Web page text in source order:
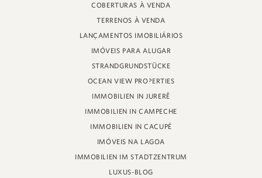
CRECI 11161
COBERTURAS À VENDA
TERRENOS À VENDA
LANÇAMENTOS IMOBILIÁRIOS
IMÓVEIS PARA ALUGAR
STRANDGRUNDSTÜCKE
OCEAN VIEW PROPERTIES
IMMOBILIEN IN JURERÊ
IMMOBILIEN IN CAMPECHE
IMMOBILIEN IN CACUPÉ
IMÓVEIS NA LAGOA
IMMOBILIEN IM STADTZENTRUM
LUXUS-BLOG